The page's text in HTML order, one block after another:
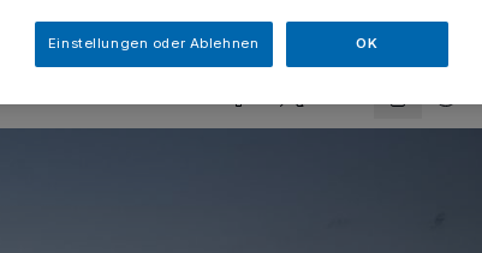
Einstellungen oder Ablehnen OK